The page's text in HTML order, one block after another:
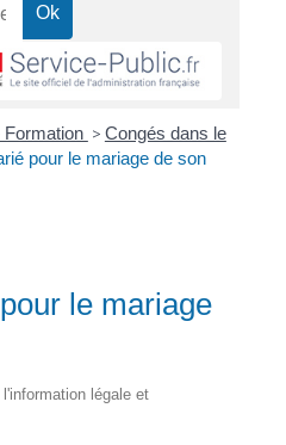
Formation > Congés dans le
pour le mariage de son
le mariage
légale et